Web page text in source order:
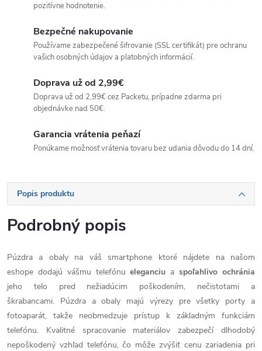
pozitívne hodnotenie.
Bezpečné nakupovanie
Používame zabezpečené šifrovanie (SSL certifikát) pre ochranu
vašich osobných údajov a platobných informácií.
Doprava už od 2,99€
Doprava už od 2,99€ cez Packetu, prípadne zdarma pri
objednávke nad 50€.
Garancia vrátenia peňazí
Ponúkame možnosť vrátenia tovaru bez udania dôvodu do 14 dní.
Popis produktu
Podrobný popis
Púzdra a obaly na váš smartphone ktoré nájdete na našom
eshope dodajú vášmu telefónueleganciu aspoľahlivo ochránia
jeho telo pred nežiadúcim poškodením, nečistotami a
škrabancami. Púzdra a obaly majú výrezy pre všetky porty a
fotoaparát, takže neobmedzuje prístup k základným funkciám
telefónu. Kvalitné spracovanie materiálov zabezpečí dlhodobý
nepoškodený vzhľad telefónu, čo môže zvýšiť cenu zariadenia pri